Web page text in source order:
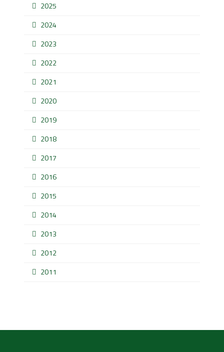
2025
2024
2023
2022
2021
2020
2019
2018
2017
2016
2015
2014
2013
2012
2011